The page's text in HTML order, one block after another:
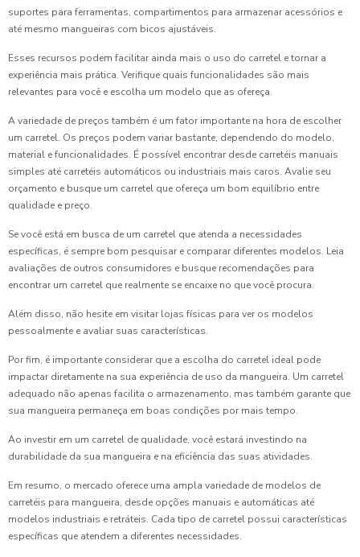
suportes para ferramentas, compartimentos para armazenar acessórios e
até mesmo mangueiras com bicos ajustáveis.
Esses recursos podem facilitar ainda mais o uso do carretel e tornar a
experiência mais prática. Verifique quais funcionalidades são mais
relevantes para você e escolha um modelo que as ofereça.
A variedade de preços também é um fator importante na hora de escolher
um carretel. Os preços podem variar bastante, dependendo do modelo,
material e funcionalidades. É possível encontrar desde carretéis manuais
simples até carretéis automáticos ou industriais mais caros. Avalie seu
orçamento e busque um carretel que ofereça um bom equilíbrio entre
qualidade e preço.
Se você está em busca de um carretel que atenda a necessidades
específicas, é sempre bom pesquisar e comparar diferentes modelos. Leia
avaliações de outros consumidores e busque recomendações para
encontrar um carretel que realmente se encaixe no que você procura.
Além disso, não hesite em visitar lojas físicas para ver os modelos
pessoalmente e avaliar suas características.
Por fim, é importante considerar que a escolha do carretel ideal pode
impactar diretamente na sua experiência de uso da mangueira. Um carretel
adequado não apenas facilita o armazenamento, mas também garante que
sua mangueira permaneça em boas condições por mais tempo.
Ao investir em um carretel de qualidade, você estará investindo na
durabilidade da sua mangueira e na eficiência das suas atividades.
Em resumo, o mercado oferece uma ampla variedade de modelos de
carretéis para mangueira, desde opções manuais e automáticas até
modelos industriais e retráteis. Cada tipo de carretel possui características
específicas que atendem a diferentes necessidades.